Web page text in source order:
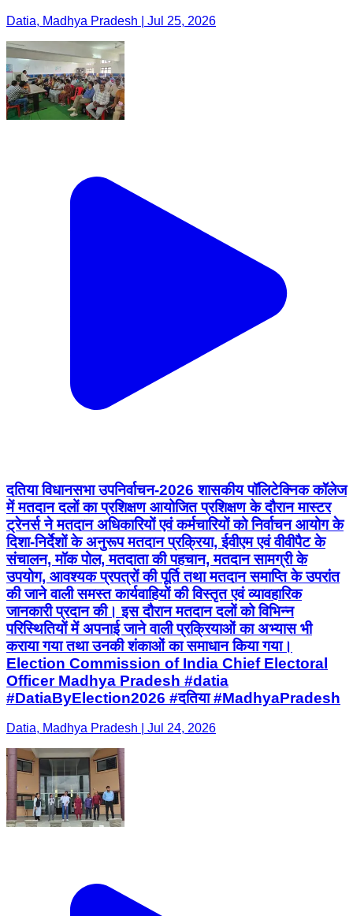
Datia, Madhya Pradesh | Jul 25, 2026
दतिया विधानसभा उपनिर्वाचन-2026 शासकीय पॉलिटेक्निक कॉलेज
में मतदान दलों का प्रशिक्षण आयोजित प्रशिक्षण के दौरान मास्टर
ट्रेनर्स ने मतदान अधिकारियों एवं कर्मचारियों को निर्वाचन आयोग के
दिशा-निर्देशों के अनुरूप मतदान प्रक्रिया, ईवीएम एवं वीवीपैट के
संचालन, मॉक पोल, मतदाता की पहचान, मतदान सामग्री के
उपयोग, आवश्यक प्रपत्रों की पूर्ति तथा मतदान समाप्ति के उपरांत
की जाने वाली समस्त कार्यवाहियों की विस्तृत एवं व्यावहारिक
जानकारी प्रदान की। इस दौरान मतदान दलों को विभिन्न
परिस्थितियों में अपनाई जाने वाली प्रक्रियाओं का अभ्यास भी
कराया गया तथा उनकी शंकाओं का समाधान किया गया।
Election Commission of India Chief Electoral
Officer Madhya Pradesh #datia
#DatiaByElection2026 #दतिया #MadhyaPradesh
Datia, Madhya Pradesh | Jul 24, 2026